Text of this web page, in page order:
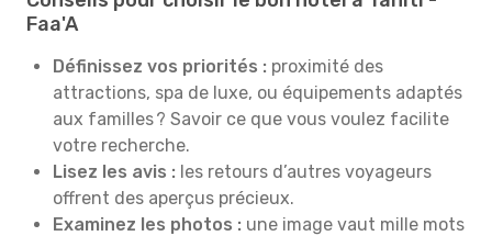
Faa'A
Définissez vos priorités : proximité des
attractions, spa de luxe, ou équipements adaptés
aux familles ? Savoir ce que vous voulez facilite
votre recherche.
Lisez les avis : les retours d’autres voyageurs
offrent des aperçus précieux.
Examinez les photos : une image vaut mille mots